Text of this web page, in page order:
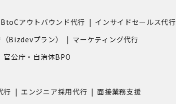
BtoCアウトバウンド代行
インサイドセールス代行
Bizdevプラン）
マーケティング代行
官公庁・自治体BPO
行 エンジニア採用代行 面接業務支援